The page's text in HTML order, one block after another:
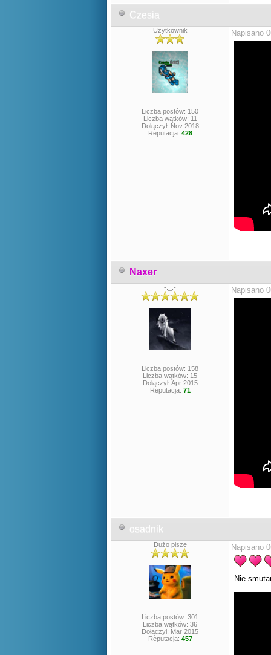
Czesia
Użytkownik
Liczba postów: 150
Liczba wątków: 11
Dołączył: Nov 2018
Reputacja: 428
Napisano
Naxer
-._.-
Liczba postów: 158
Liczba wątków: 15
Dołączył: Apr 2015
Reputacja: 71
Napisano
osadnik
Dużo pisze
Liczba postów: 301
Liczba wątków: 36
Dołączył: Mar 2015
Reputacja: 457
Napisano
Nie